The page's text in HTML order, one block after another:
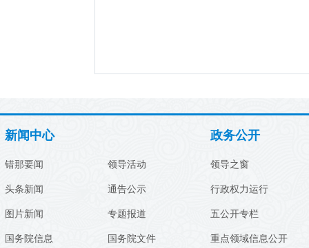
新闻中心
错那要闻
头条新闻
图片新闻
国务院信息
领导活动
通告公示
专题报道
国务院文件
政务公开
领导之窗
行政权力运行
五公开专栏
重点领域信息公开